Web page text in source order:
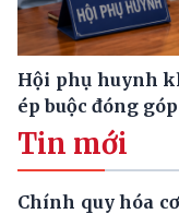
Hội phụ huynh
ép buộc đóng góp
Tin mới
Chính quy hóa